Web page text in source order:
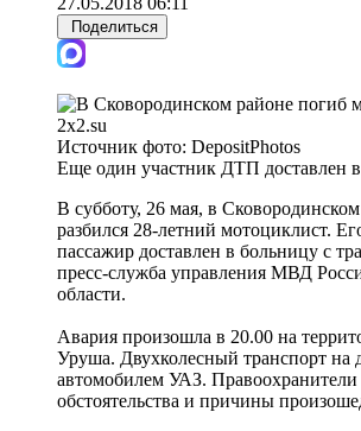
Поделиться
Источник фото: DepositPhotos
Еще один участник ДТП доставлен
В субботу, 26 мая, в
разбился 28-летний мотоциклист.
пассажир доставлен в больницу с
пресс-служба управления МВД
области.
Авария произошла в 20.00 на
Уруша. Двухколесный транспорт на
автомобилем УАЗ. Правоохранители
обстоятельства и причины